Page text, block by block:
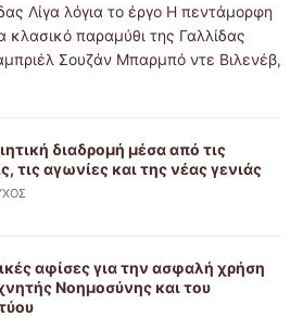
Λίγα λόγια το έργο Η πεντάμορφη
κλασικό παραμύθι της Γαλλίδας
Σουζάν Μπαρμπό ντε Βιλενέβ,
διαδρομή μέσα από τις
τις αγωνίες και της νέας γενιάς
αφίσες για την ασφαλή χρήση
Νοημοσύνης και του